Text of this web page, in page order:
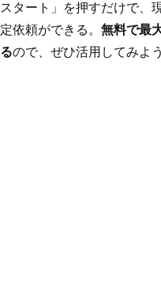
スタート」を押すだけで、
依頼ができる。 無料で最
ので、ぜひ活用してみよう